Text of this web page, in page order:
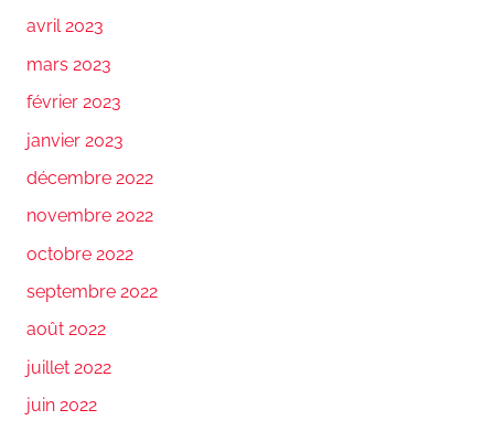
avril 2023
mars 2023
février 2023
janvier 2023
décembre 2022
novembre 2022
octobre 2022
septembre 2022
août 2022
juillet 2022
juin 2022